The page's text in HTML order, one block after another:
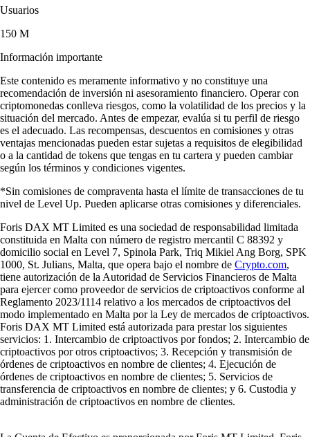
Usuarios
150 M
Información importante
Este contenido es meramente informativo y no constituye una
recomendación de inversión ni asesoramiento financiero. Operar con
criptomonedas conlleva riesgos, como la volatilidad de los precios y la
situación del mercado. Antes de empezar, evalúa si tu perfil de riesgo
es el adecuado. Las recompensas, descuentos en comisiones y otras
ventajas mencionadas pueden estar sujetas a requisitos de elegibilidad
o a la cantidad de tokens que tengas en tu cartera y pueden cambiar
según los términos y condiciones vigentes.
*Sin comisiones de compraventa hasta el límite de transacciones de tu
nivel de Level Up. Pueden aplicarse otras comisiones y diferenciales.
Foris DAX MT Limited es una sociedad de responsabilidad limitada
constituida en Malta con número de registro mercantil C 88392 y
domicilio social en Level 7, Spinola Park, Triq Mikiel Ang Borg, SPK
1000, St. Julians, Malta, que opera bajo el nombre de Crypto.com,
tiene autorización de la Autoridad de Servicios Financieros de Malta
para ejercer como proveedor de servicios de criptoactivos conforme al
Reglamento 2023/1114 relativo a los mercados de criptoactivos del
modo implementado en Malta por la Ley de mercados de criptoactivos.
Foris DAX MT Limited está autorizada para prestar los siguientes
servicios: 1. Intercambio de criptoactivos por fondos; 2. Intercambio de
criptoactivos por otros criptoactivos; 3. Recepción y transmisión de
órdenes de criptoactivos en nombre de clientes; 4. Ejecución de
órdenes de criptoactivos en nombre de clientes; 5. Servicios de
transferencia de criptoactivos en nombre de clientes; y 6. Custodia y
administración de criptoactivos en nombre de clientes.